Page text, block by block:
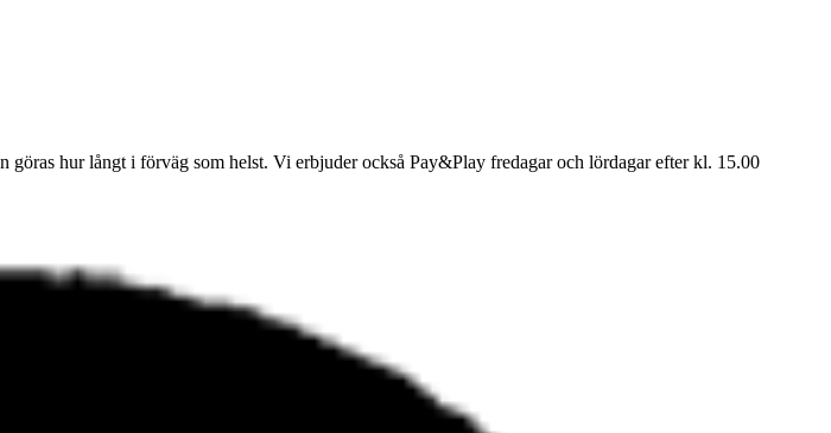
hur långt i förväg som helst. Vi erbjuder också Pay&Play fredagar och lördagar efter kl. 15.00